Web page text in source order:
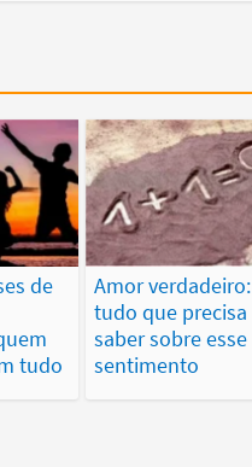
de
tudo
Amor verdadeiro:
tudo que precisa
saber sobre esse
sentimento